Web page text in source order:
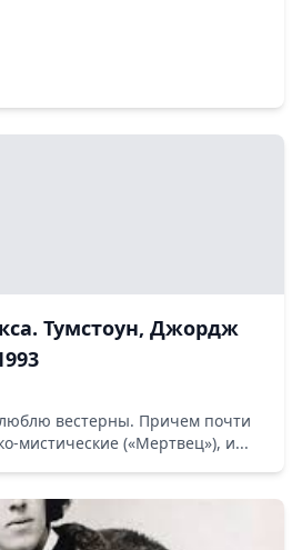
Тумстоун, Джордж
вестерны. Причем почти
мистические («Мертвец»), и...